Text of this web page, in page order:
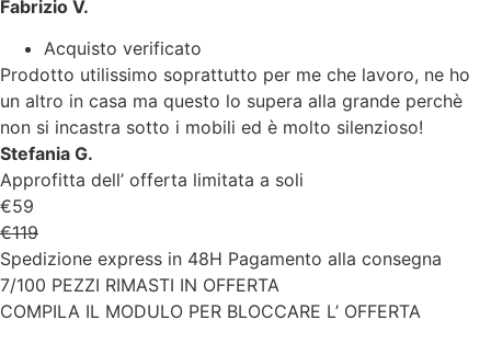
Fabrizio V.
Acquisto verificato
Prodotto utilissimo soprattutto per me che lavoro, ne ho
un altro in casa ma questo lo supera alla grande perchè
non si incastra sotto i mobili ed è molto silenzioso!
Stefania G.
Approfitta dell’ offerta limitata a soli
€59
€119
Spedizione express in 48H Pagamento alla consegna
7/100 PEZZI RIMASTI IN OFFERTA
COMPILA IL MODULO PER BLOCCARE L’ OFFERTA